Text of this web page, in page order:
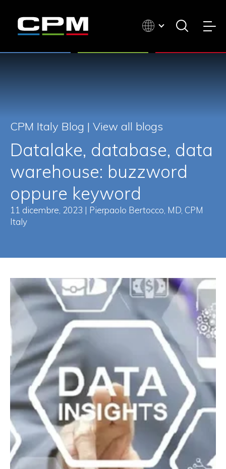
CPM Italy Blog | View all blogs
Datalake, database, data
warehouse: buzzword
oppure keyword
11 dicembre, 2023 | Pierpaolo Bertocco, MD, CPM
Italy